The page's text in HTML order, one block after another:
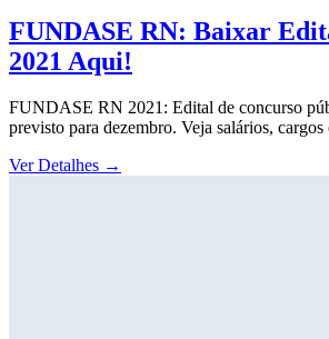
FUNDASE RN: Baixar
2021 Aqui!
FUNDASE RN 2021: Edital de concurso
previsto para dezembro. Veja salários, cargos
Ver Detalhes →